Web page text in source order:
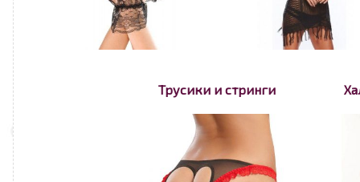
Трусики и стринги